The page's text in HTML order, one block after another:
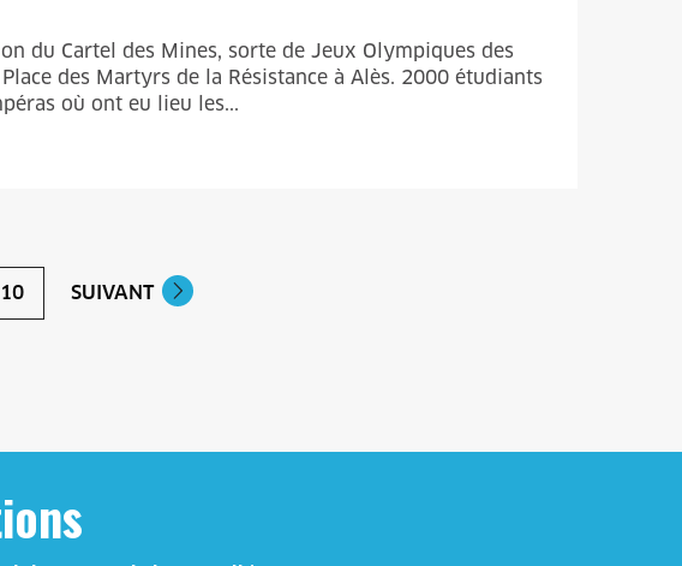
du Cartel des Mines, sorte de Jeux Olympiques des
des Martyrs de la Résistance à Alès. 2000 étudiants
où ont eu lieu les...
10 SUIVANT